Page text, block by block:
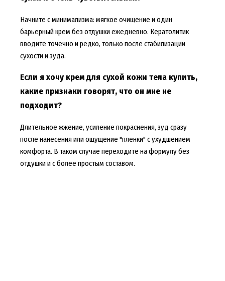
Начните с минимализма: мягкое очищение и один
барьерный крем без отдушки ежедневно. Кератолитик
вводите точечно и редко, только после стабилизации
сухости и зуда.
Если я хочу крем для сухой кожи тела купить,
какие признаки говорят, что он мне не
подходит?
Длительное жжение, усиление покраснения, зуд сразу
после нанесения или ощущение "пленки" с ухудшением
комфорта. В таком случае переходите на формулу без
отдушки и с более простым составом.